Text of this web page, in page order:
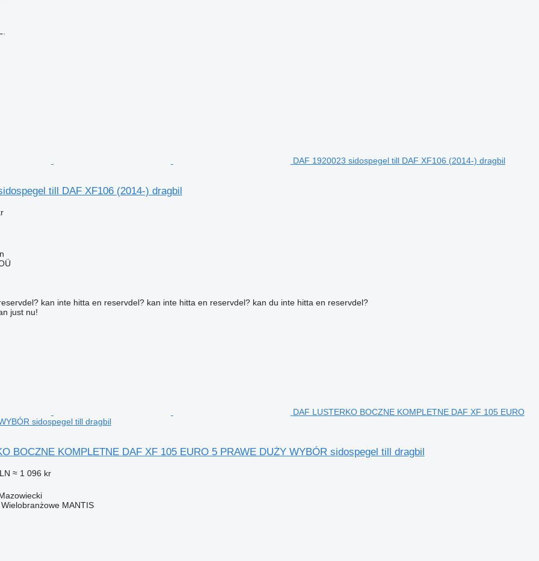
DAF 1920023 sidospegel till DAF XF106 (2014-) dragbil
till DAF XF106 (2014-) dragbil
kan inte hitta en reservdel? kan inte hitta en reservdel? kan du inte hitta en reservdel?
just nu!
DAF LUSTERKO BOCZNE KOMPLETNE DAF XF 105 EURO
sidospegel till dragbil
BOCZNE KOMPLETNE DAF XF 105 EURO 5 PRAWE DUŻY WYBÓR sidospegel till dragbil
≈ 1 096 kr
MANTIS